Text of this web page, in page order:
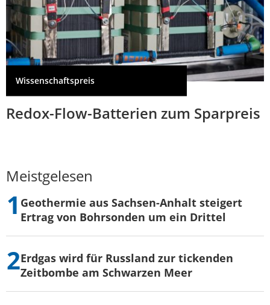
Wissenschaftspreis
Redox-Flow-Batterien zum Sparpreis
Meistgelesen
Geothermie aus Sachsen-Anhalt steigert
Ertrag von Bohrsonden um ein Drittel
Erdgas wird für Russland zur tickenden
Zeitbombe am Schwarzen Meer